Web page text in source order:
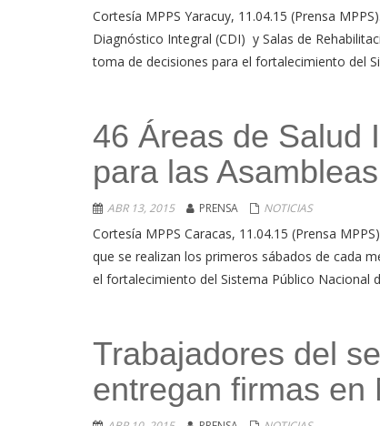
Cortesía MPPS Yaracuy, 11.04.15 (Prensa
Diagnóstico Integral (CDI) y Salas de
toma de decisiones para el fortalecimiento del
46 Áreas de Salud
para las
ABR 13, 2015 PRENSA NOTICIAS
Cortesía MPPS Caracas, 11.04.15 (Prensa
que se realizan los primeros sábados de cada
el fortalecimiento del Sistema Público Nacional
Trabajadores del
entregan firmas en